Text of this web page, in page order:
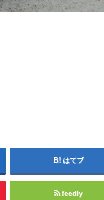
はてブ
feedly